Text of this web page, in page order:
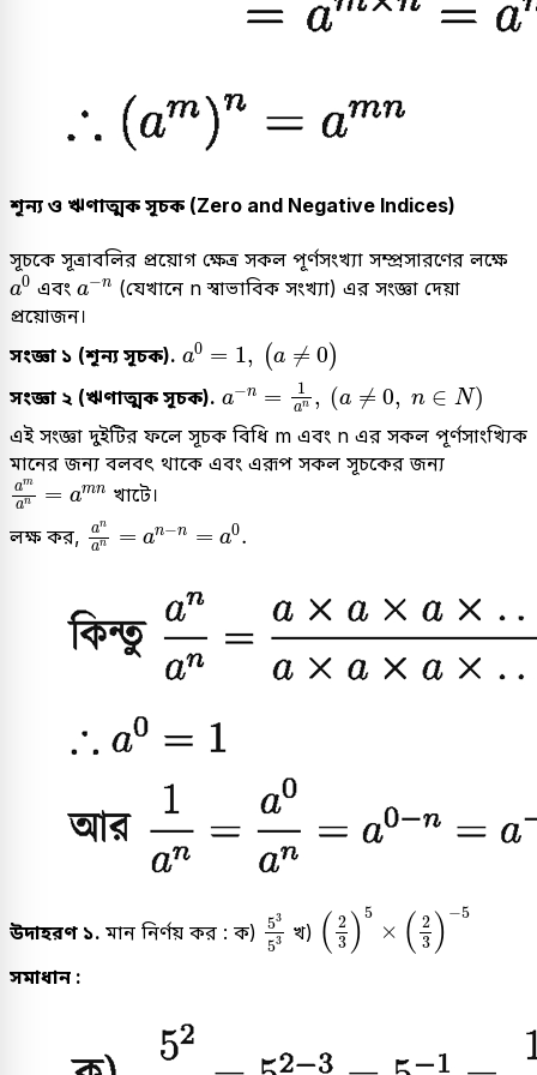
শূন্য ও ঋণাত্মক সূচক (Zero and Negative Indices)
সূচকে সূত্রাবলির প্রয়োগ ক্ষেত্র সকল পূর্ণসংখ্যা সম্প্রসারণের লক্ষে
a0
a0এবং a−n
a-n (যেখানে n স্বাভাবিক সংখ্যা) এর সংজ্ঞা দেয়া
প্রয়োজন।
সংজ্ঞা ১ (শূন্য সূচক). a0 = 1, (a ≠ 0)
a0 , a≠ )
সংজ্ঞা ২ (ঋণাত্মক সূচক). a−n = 1
an , (a ≠ 0, n ∈ N)
n n a , n
এই সংজ্ঞা দুইটির ফলে সূচক বিধি m এবং n এর সকল পূর্ণসাংখ্যিক
মানের জন্য বলবৎ থাকে এবং এরূপ সকল সূচকের জন্য
am
an = amn
ama n=am n
খাটে।
লক্ষ কর,
an
an = an−n = a0.
an =a n- a0
উদাহরণ ১. মান নির্ণয় কর : ক) 53
53
53
খ) ( 2
3 )5
× ( 2
3 ) −5
2 5 × -
সমাধান :